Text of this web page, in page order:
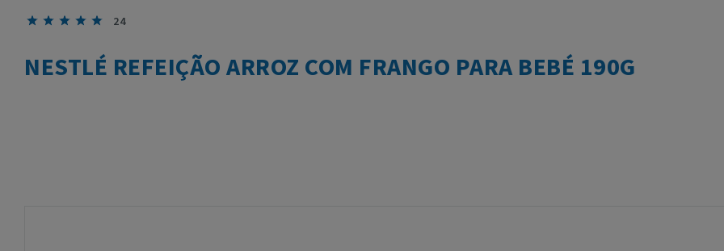
24
NESTLÉ REFEIÇÃO ARROZ COM FRANGO PARA BEBÉ 190G